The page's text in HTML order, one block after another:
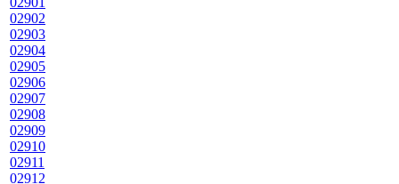
02902
02903
02904
02905
02906
02907
02908
02909
02910
02911
02912